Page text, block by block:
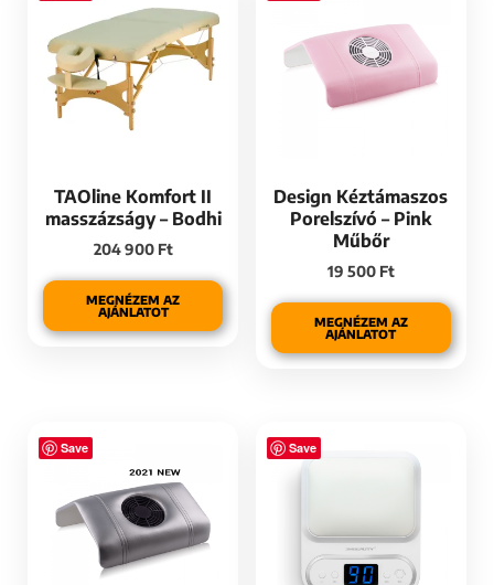
TAOline Komfort II
masszázságy – Bodhi
204 900 Ft
MEGNÉZEM AZ
AJÁNLATOT
Design Kéztámaszos
Porelszívó – Pink
Műbőr
19 500 Ft
MEGNÉZEM AZ
AJÁNLATOT
Save Save